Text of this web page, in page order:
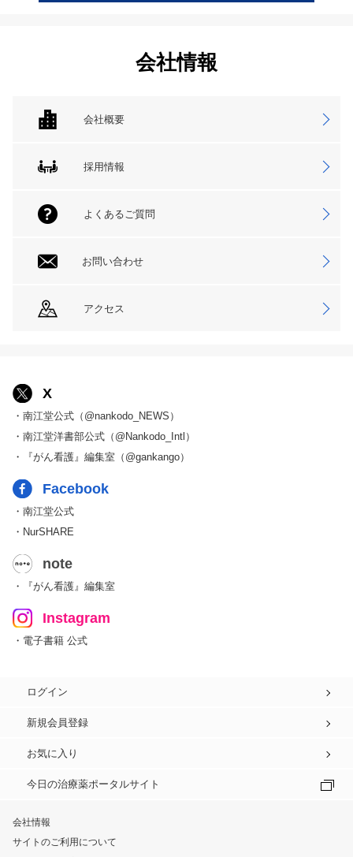
会社情報
会社概要
採用情報
よくあるご質問
お問い合わせ
アクセス
X
・南江堂公式（@nankodo_NEWS）
・南江堂洋書部公式（@Nankodo_Intl）
・『がん看護』編集室（@gankango）
Facebook
・南江堂公式
・NurSHARE
note
・『がん看護』編集室
Instagram
・電子書籍 公式
ログイン
新規会員登録
お気に入り
今日の治療薬ポータルサイト
会社情報
サイトのご利用について